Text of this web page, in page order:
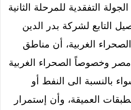
التفقدية للمرحلة الثانية
التابع لشركة بدر الدين
الغربية، أن مناطق
مصر وخصوصاً الصحراء الغربية
بالنسبة الى النفط أو
العميقة، وأن إستمرار